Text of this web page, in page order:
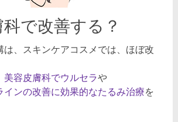
で改善する？
は、スキンケアコスメでは、ほぼ改
美容皮膚科でウルセラや
インの改善に効果的なたるみ治療を